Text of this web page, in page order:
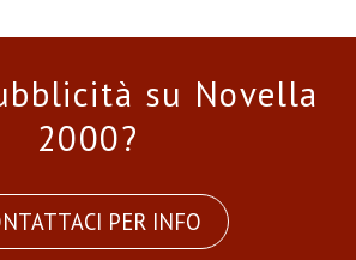
su Novella
2000?
PER INFO